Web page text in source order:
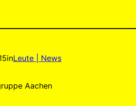
inLeute | News
Aachen